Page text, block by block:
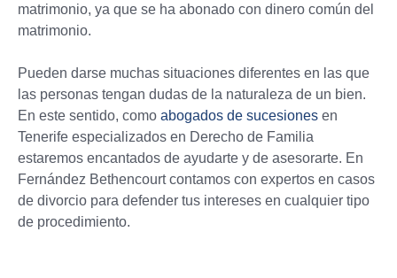
matrimonio, ya que se ha abonado con dinero común del
matrimonio.
Pueden darse muchas situaciones diferentes en las que
las personas tengan dudas de la naturaleza de un bien.
En este sentido, como abogados de sucesiones en
Tenerife especializados en Derecho de Familia
estaremos encantados de ayudarte y de asesorarte. En
Fernández Bethencourt contamos con expertos en casos
de divorcio para defender tus intereses en cualquier tipo
de procedimiento.